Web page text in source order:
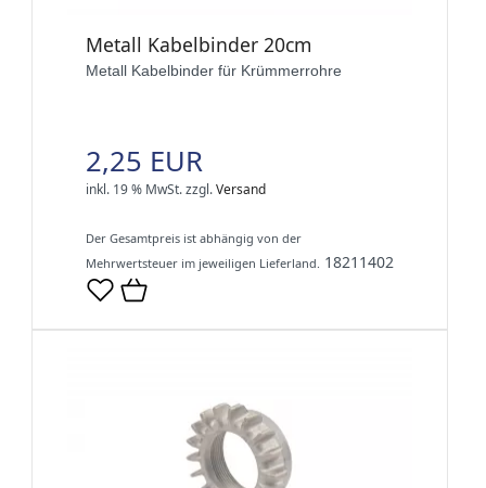
Metall Kabelbinder 20cm
Metall Kabelbinder für Krümmerrohre
2,25 EUR
inkl. 19 % MwSt.zzgl.Versand
Der Gesamtpreis ist abhängig von der
Mehrwertsteuer im jeweiligen Lieferland. 18211402